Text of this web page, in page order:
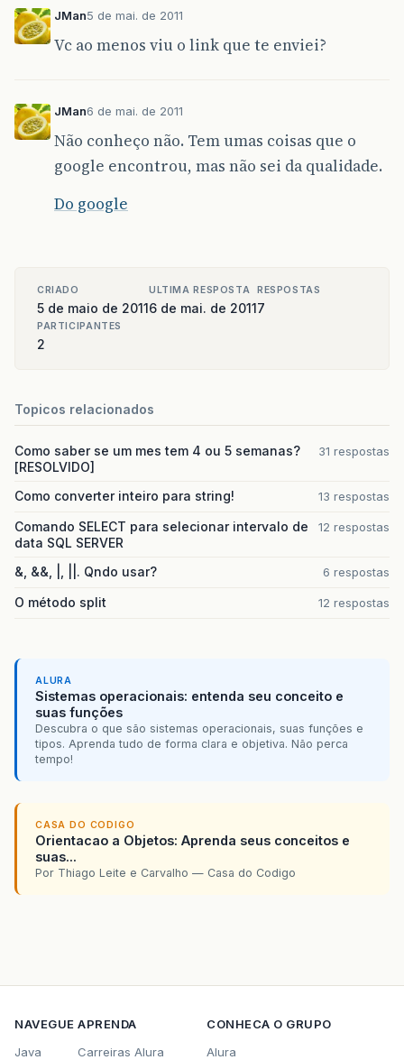
JMan5 de mai. de 2011
Vc ao menos viu o link que te enviei?
JMan6 de mai. de 2011
Não conheço não. Tem umas coisas que o
google encontrou, mas não sei da qualidade.
Do google
CRIADO
5 de maio de 2011
ULTIMA RESPOSTA
6 de mai. de 2011
RESPOSTAS
7
PARTICIPANTES
2
Topicos relacionados
Como saber se um mes tem 4 ou 5 semanas?
[RESOLVIDO]
31 respostas
Como converter inteiro para string! 13 respostas
Comando SELECT para selecionar intervalo de
data SQL SERVER
12 respostas
&, &&, |, ||. Qndo usar? 6 respostas
O método split 12 respostas
ALURA
Sistemas operacionais: entenda seu conceito e
suas funções
Descubra o que são sistemas operacionais, suas funções e
tipos. Aprenda tudo de forma clara e objetiva. Não perca
tempo!
CASA DO CODIGO
Orientacao a Objetos: Aprenda seus conceitos e
suas...
Por Thiago Leite e Carvalho — Casa do Codigo
NAVEGUE
Java
APRENDA
Carreiras Alura
CONHECA O GRUPO
Alura